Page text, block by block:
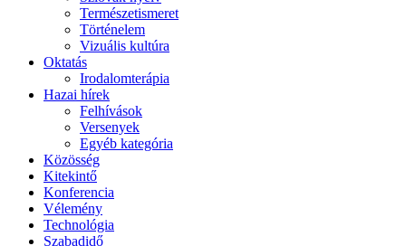
Természetismeret
Történelem
Vizuális kultúra
Oktatás
Irodalomterápia
Hazai hírek
Felhívások
Versenyek
Egyéb kategória
Közösség
Kitekintő
Konferencia
Vélemény
Technológia
Szabadidő